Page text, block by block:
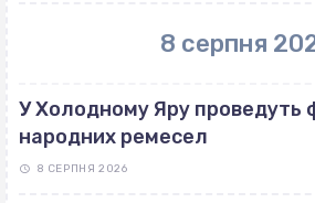
8 серпня
У Холодному Яру проведуть
народних ремесел
8 СЕРПНЯ 2026